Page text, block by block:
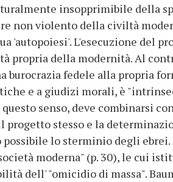
insopprimibile della
non violento della civiltà
'autopoiesi'. L'esecuzione del
della modernità. Al
burocrazia fedele alla propria
e a giudizi morali, è
senso, deve combinarsi
stesso e la
lo sterminio degli ebrei.
moderna" (p. 30), le cui
dell' "omicidio di massa".